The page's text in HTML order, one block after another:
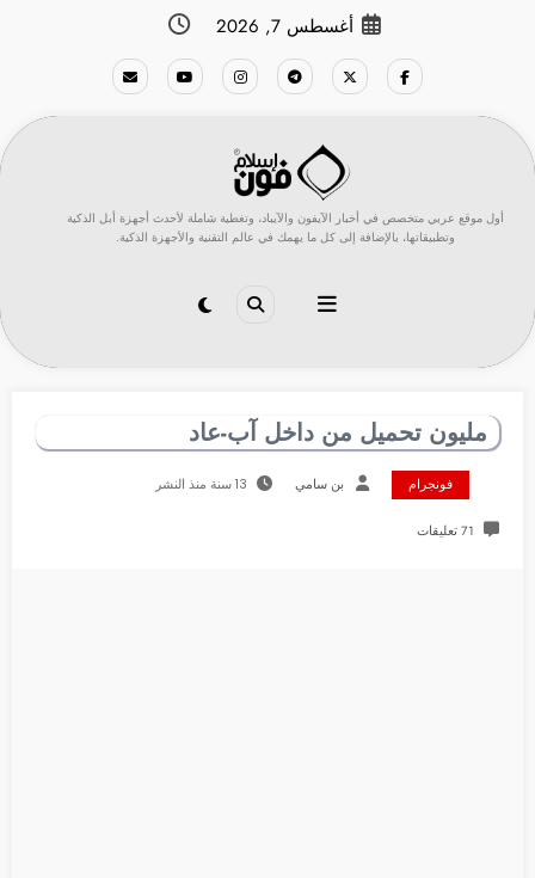
أغسطس 7, 2026
أول موقع عربي متخصص في أخبار الآيفون والآيباد، وتغطية شاملة لأحدث أجهزة أبل الذكية
وتطبيقاتها، بالإضافة إلى كل ما يهمك في عالم التقنية والأجهزة الذكية.
مليون تحميل من داخل آب-عاد
فونجرام بن سامي 13 سنة منذ النشر
71 تعليقات